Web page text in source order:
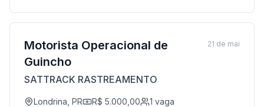
Motorista Operacional de
Guincho
SATTRACK RASTREAMENTO
Londrina, PR R$ 5.000,00 1 vaga
21 de mai